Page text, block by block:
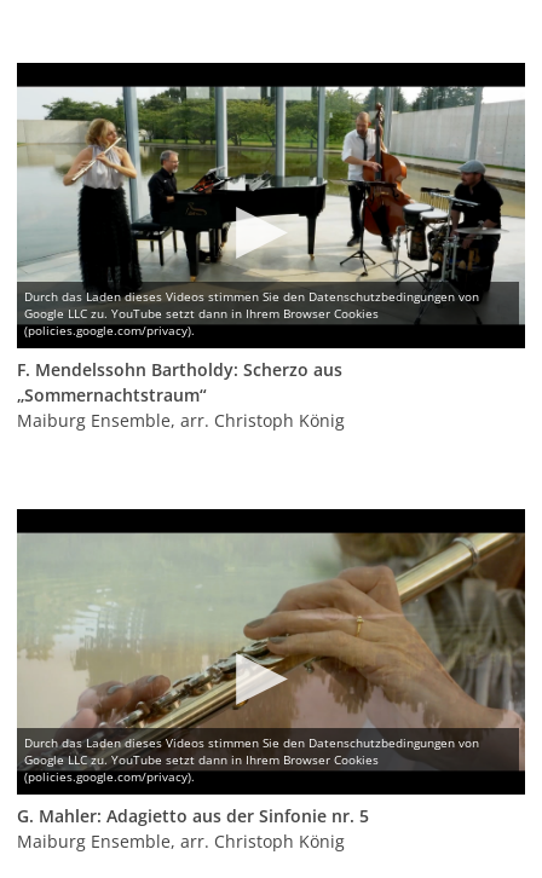
F. Mendelssohn Bartholdy: Scherzo aus
„Sommernachtstraum“
Maiburg Ensemble, arr. Christoph König
G. Mahler: Adagietto aus der Sinfonie nr. 5
Maiburg Ensemble, arr. Christoph König